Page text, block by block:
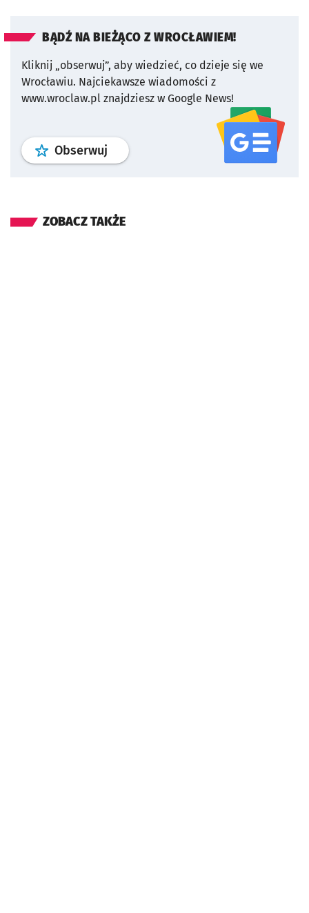
BĄDŹ NA BIEŻĄCO Z WROCŁAWIEM!
Kliknij „obserwuj”, aby wiedzieć, co dzieje się we
Wrocławiu. Najciekawsze wiadomości z
www.wroclaw.pl znajdziesz w Google News!
Obserwuj profil serwisu
ZOBACZ TAKŻE